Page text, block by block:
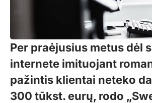
Per praėjusius metus dėl
internete imituojant
pažintis klientai neteko
300 tūkst. eurų, rodo